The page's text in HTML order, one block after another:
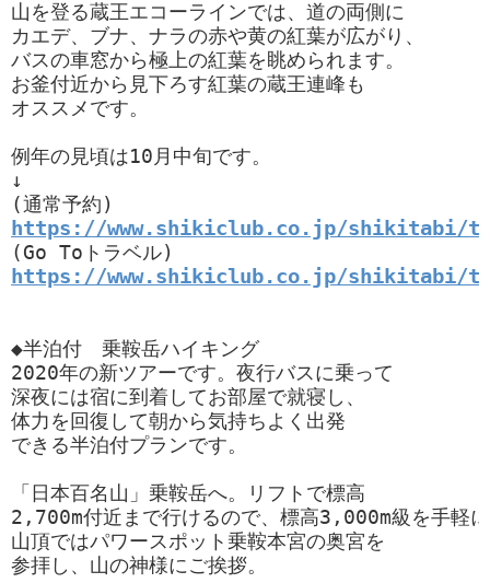
山を登る蔵王エコーラインでは、道の両側に
カエデ、ブナ、ナラの赤や黄の紅葉が広がり、
バスの車窓から極上の紅葉を眺められます。
お釜付近から見下ろす紅葉の蔵王連峰も
オススメです。
例年の見頃は10月中旬です。
↓
https://www.shikiclub.co.jp/shikitabi/
https://www.shikiclub.co.jp/shikitabi/
◆半泊付　乗鞍岳ハイキング
2020年の新ツアーです。夜行バスに乗って
深夜には宿に到着してお部屋で就寝し、
体力を回復して朝から気持ちよく出発
できる半泊付プランです。
「日本百名山」乗鞍岳へ。リフトで標高
2,700m付近まで行けるので、標高3,000m級を手軽
山頂ではパワースポット乗鞍本宮の奥宮を
参拝し、山の神様にご挨拶。